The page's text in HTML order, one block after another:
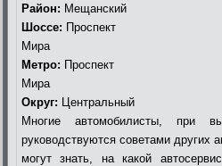
Район: Мещанский
Шоссе: Проспект
Мира
Метро: Проспект
Мира
Округ: Центральный
Многие автомобилисты, при
руководствуются советами других
могут знать, на какой